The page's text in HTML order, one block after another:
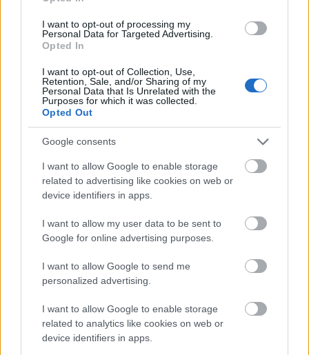
I want to opt-out of processing my
Personal Data for Targeted Advertising.
Opted In
I want to opt-out of Collection, Use,
Retention, Sale, and/or Sharing of my
Personal Data that Is Unrelated with the
Purposes for which it was collected.
Opted Out
Google consents
I want to allow Google to enable storage
related to advertising like cookies on web or
device identifiers in apps.
I want to allow my user data to be sent to
Google for online advertising purposes.
I want to allow Google to send me
personalized advertising.
I want to allow Google to enable storage
related to analytics like cookies on web or
device identifiers in apps.
Jak se připravili čeští běžci na MS v Trondheimu
přečtěte zde.
AKCE TÝDNY MISTROVSTVÍ
SVĚTA!VYUŽIJTE 30% SLEVU NA ROČNÍ
ČLENSKÉ PŘEDPLATNÉ
STAŇTE SE ČLENEM SE SLEVOU ZDE.
Členství na bezky.net umožňuje, abyste se stali
součástí přední světové lyžařské komunity s
exkluzivními výhodami a neomezeným
přístupem k článkům na
maastohiihto.com, proxcskiing.com, SC Play a
SC MyPages.